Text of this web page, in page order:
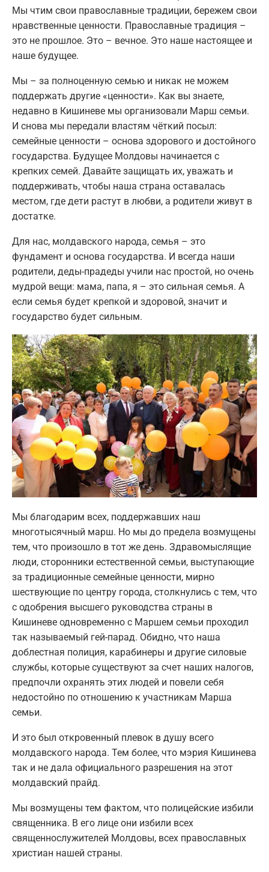
Мы чтим свои православные традиции, бережем свои
нравственные ценности. Православные традиция –
это не прошлое. Это – вечное. Это наше настоящее и
наше будущее.
Мы – за полноценную семью и никак не можем
поддержать другие «ценности». Как вы знаете,
недавно в Кишиневе мы организовали Марш семьи.
И снова мы передали властям чёткий посыл:
семейные ценности – основа здорового и достойного
государства. Будущее Молдовы начинается с
крепких семей. Давайте защищать их, уважать и
поддерживать, чтобы наша страна оставалась
местом, где дети растут в любви, а родители живут в
достатке.
Для нас, молдавского народа, семья – это
фундамент и основа государства. И всегда наши
родители, деды-прадеды учили нас простой, но очень
мудрой вещи: мама, папа, я – это сильная семья. А
если семья будет крепкой и здоровой, значит и
государство будет сильным.
Мы благодарим всех, поддержавших наш
многотысячный марш. Но мы до предела возмущены
тем, что произошло в тот же день. Здравомыслящие
люди, сторонники естественной семьи, выступающие
за традиционные семейные ценности, мирно
шествующие по центру города, столкнулись с тем, что
с одобрения высшего руководства страны в
Кишиневе одновременно с Маршем семьи проходил
так называемый гей-парад. Обидно, что наша
доблестная полиция, карабинеры и другие силовые
службы, которые существуют за счет наших налогов,
предпочли охранять этих людей и повели себя
недостойно по отношению к участникам Марша
семьи.
И это был откровенный плевок в душу всего
молдавского народа. Тем более, что мэрия Кишинева
так и не дала официального разрешения на этот
молдавский прайд.
Мы возмущены тем фактом, что полицейские избили
священника. В его лице они избили всех
священнослужителей Молдовы, всех православных
христиан нашей страны.